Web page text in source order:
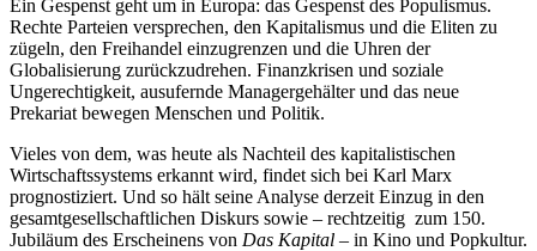
Ein Gespenst geht um in Europa: das Gespenst des Populismus.
Rechte Parteien versprechen, den Kapitalismus und die Eliten zu
zügeln, den Freihandel einzugrenzen und die Uhren der
Globalisierung zurückzudrehen. Finanzkrisen und soziale
Ungerechtigkeit, ausufernde Managergehälter und das neue
Prekariat bewegen Menschen und Politik.
Vieles von dem, was heute als Nachteil des kapitalistischen
Wirtschaftssystems erkannt wird, findet sich bei Karl Marx
prognostiziert. Und so hält seine Analyse derzeit Einzug in den
gesamtgesellschaftlichen Diskurs sowie – rechtzeitig zum 150.
Jubiläum des Erscheinens von Das Kapital – in Kino und Popkultur.